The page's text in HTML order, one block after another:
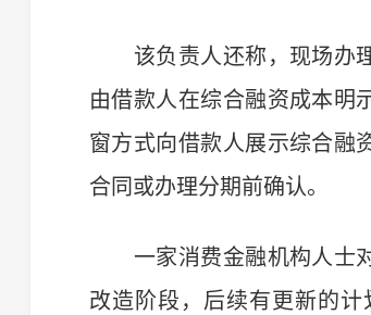
该负责人还称，现场办理
由借款人在综合融资成本明
窗方式向借款人展示综合融
合同或办理分期前确认。
一家消费金融机构人士对
改造阶段，后续有更新的